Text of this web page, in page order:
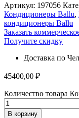
Артикул: 197056
Кондиционеры Ballu,
кондиционеры Ballu
Заказать
Получите скидку
Доставка по
45400,00 ₽
Количество товара
В корзину